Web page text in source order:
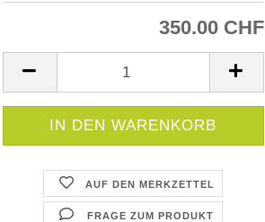
350.00 CHF
AUF DEN MERKZETTEL
FRAGE ZUM PRODUKT